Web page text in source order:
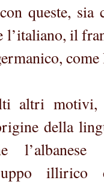
queste,
il
come
altri motivi,
della
illirico